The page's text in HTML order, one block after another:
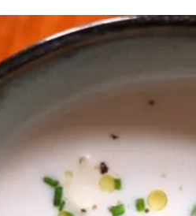
KoldKold hvidhvid
bønnesuppe
ppe
Gem opskrift